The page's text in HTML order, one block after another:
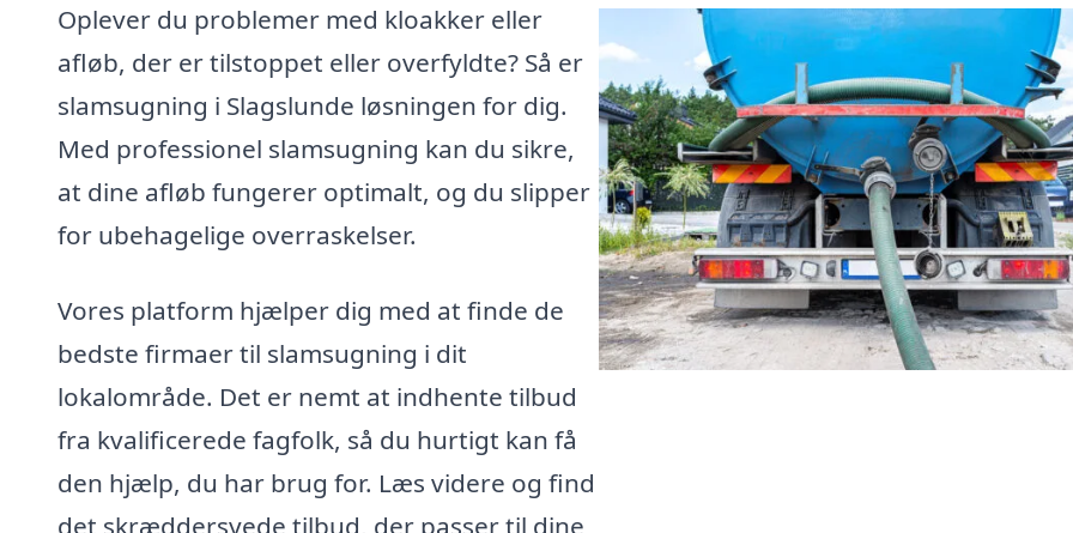
Oplever du problemer med kloakker eller
afløb, der er tilstoppet eller overfyldte? Så er
slamsugning i Slagslunde løsningen for dig.
Med professionel slamsugning kan du sikre,
at dine afløb fungerer optimalt, og du slipper
for ubehagelige overraskelser.
Vores platform hjælper dig med at finde de
bedste firmaer til slamsugning i dit
lokalområde. Det er nemt at indhente tilbud
fra kvalificerede fagfolk, så du hurtigt kan få
den hjælp, du har brug for. Læs videre og find